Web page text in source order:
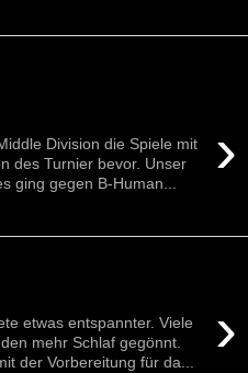
›
Division die Spiele mit
des Turnier bevor. Unser
ging gegen B-Human...
›
etwas entspannter. Viele
mehr Schlaf gegönnt.
der Vorbereitung für da...